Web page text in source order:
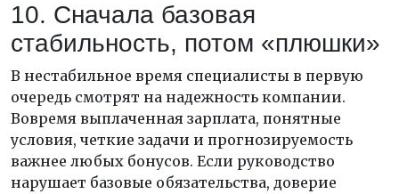
10. Сначала базовая
стабильность, потом «плюшки»
В нестабильное время специалисты в первую
очередь смотрят на надежность компании.
Вовремя выплаченная зарплата, понятные
условия, четкие задачи и прогнозируемость
важнее любых бонусов. Если руководство
нарушает базовые обязательства, доверие